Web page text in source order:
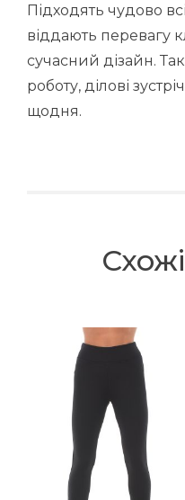
Підходять чудово
віддають перевагу
сучасний дізайн.
роботу, ділові
щодня.